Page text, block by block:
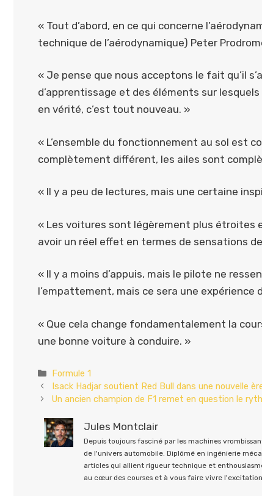
« Tout d’abord, en ce qui concerne
technique de l’aérodynamique) Peter
« Je pense que nous acceptons le fait qu’il
d’apprentissage et des éléments sur
en vérité, c’est tout nouveau. »
« L’ensemble du fonctionnement au sol est
complètement différent, les ailes sont
« Il y a peu de lectures, mais une certaine
« Les voitures sont légèrement plus étroites
avoir un réel effet en termes de sensations
« Il y a moins d’appuis, mais le pilote ne
l’empattement, mais ce sera une expérience
« Que cela change fondamentalement la
une bonne voiture à conduire. »
Catégories
Formule 1
Isack Hadjar soutient Red Bull dans une nouvelle
Un ancien champion de F1 remet en question le
Jules Montclair
Depuis toujours fasciné par les machines
de l'univers automobile. Diplômé en ingénierie
articles qui allient rigueur technique et
au cœur des courses et à vous faire vivre